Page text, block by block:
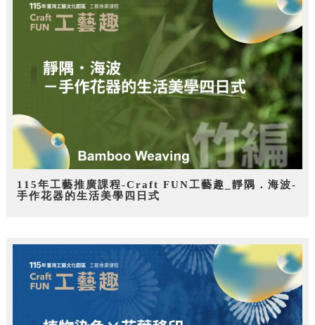
115年工藝推廣課程-Craft FUN工藝趣_靜隅．海波-
手作花器的生活美學四日式